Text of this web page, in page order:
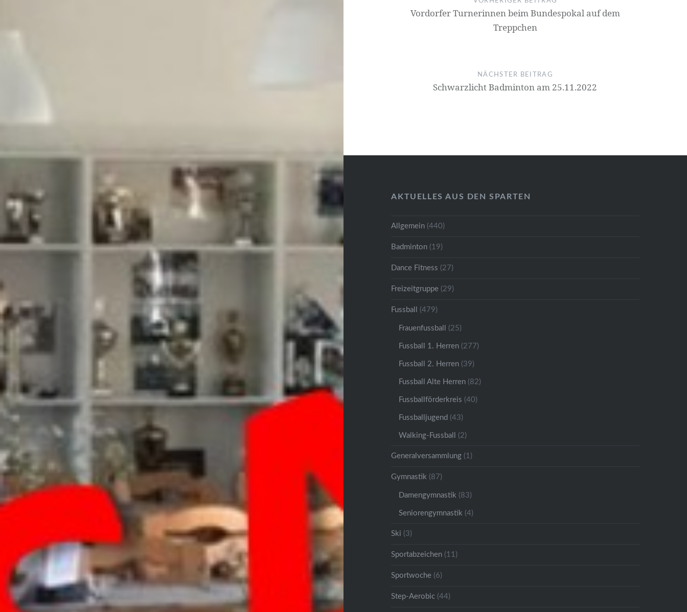
Vordorfer Turnerinnen beim Bundespokal auf dem
Treppchen
NÄCHSTER BEITRAG
Schwarzlicht Badminton am 25.11.2022
AKTUELLES AUS DEN SPARTEN
Allgemein (440)
Badminton (19)
Dance Fitness (27)
Freizeitgruppe (29)
Fussball (479)
Frauenfussball (25)
Fussball 1. Herren (277)
Fussball 2. Herren (39)
Fussball Alte Herren (82)
Fussballförderkreis (40)
Fussballjugend (43)
Walking-Fussball (2)
Generalversammlung (1)
Gymnastik (87)
Damengymnastik (83)
Seniorengymnastik (4)
Ski (3)
Sportabzeichen (11)
Sportwoche (6)
Step-Aerobic (44)